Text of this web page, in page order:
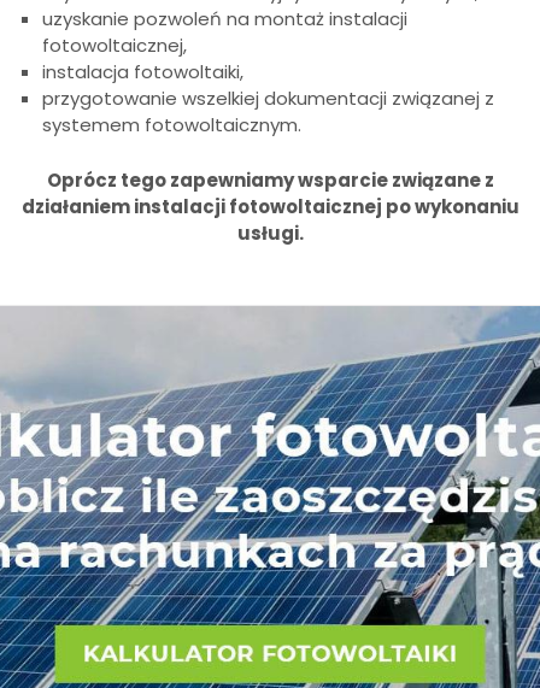
uzyskanie pozwoleń na montaż instalacji
fotowoltaicznej,
instalacja fotowoltaiki,
przygotowanie wszelkiej dokumentacji związanej z
systemem fotowoltaicznym.
Oprócz tego zapewniamy wsparcie związane z
działaniem instalacji fotowoltaicznej po wykonaniu
usługi.